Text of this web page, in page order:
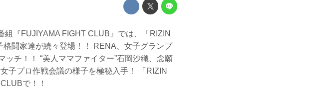
『FUJIYAMA FIGHT CLUB』では、「RIZIN
闘家達が続々登場！！ RENA、女子グランプ
チ！！ “美人ママファイター”石岡沙織、念願
子プロ作戦会議の様子を極秘入手！ 「RIZIN
で！！